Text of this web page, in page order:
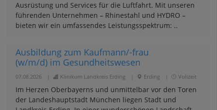
Ausrüstung und Services für die Luftfahrt. Mit unseren
führenden Unternehmen – Rhinestahl und HYDRO –
bieten wir ein umfassendes Leistungsspektrum: ..
Ausbildung zum Kaufmann/-frau
(w/m/d) im Gesundheitswesen
07.08.2026 Klinikum Landkreis Erding Erding Vollzeit
Im Herzen Oberbayerns und unmittelbar vor den Toren
der Landeshauptstadt München liegen Stadt und